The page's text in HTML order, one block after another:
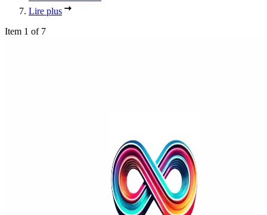
Lire plus
Item 1 of 7